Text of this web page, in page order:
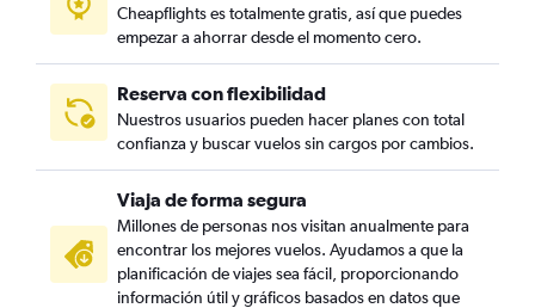
Cheapflights es totalmente gratis, así que puedes
empezar a ahorrar desde el momento cero.
Reserva con flexibilidad
Nuestros usuarios pueden hacer planes con total
confianza y buscar vuelos sin cargos por cambios.
Viaja de forma segura
Millones de personas nos visitan anualmente para
encontrar los mejores vuelos. Ayudamos a que la
planificación de viajes sea fácil, proporcionando
información útil y gráficos basados en datos que